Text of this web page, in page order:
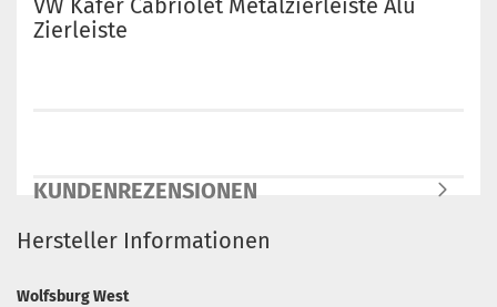
VW Käfer Cabriolet Metalzierleiste Alu
Zierleiste
KUNDENREZENSIONEN
Hersteller Informationen
Wolfsburg West